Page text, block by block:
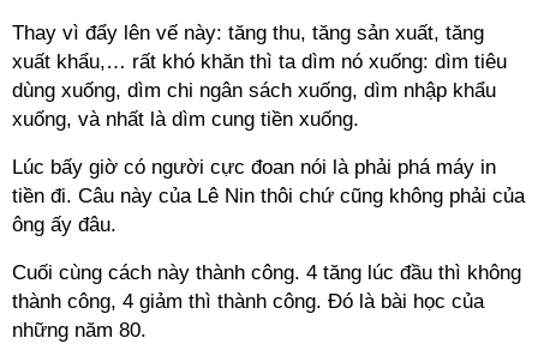
Thay vì đẩy lên vế này: tăng thu, tăng sản xuất, tăng
xuất khẩu,… rất khó khăn thì ta dìm nó xuống: dìm tiêu
dùng xuống, dìm chi ngân sách xuống, dìm nhập khẩu
xuống, và nhất là dìm cung tiền xuống.
Lúc bấy giờ có người cực đoan nói là phải phá máy in
tiền đi. Câu này của Lê Nin thôi chứ cũng không phải của
ông ấy đâu.
Cuối cùng cách này thành công. 4 tăng lúc đầu thì không
thành công, 4 giảm thì thành công. Đó là bài học của
những năm 80.